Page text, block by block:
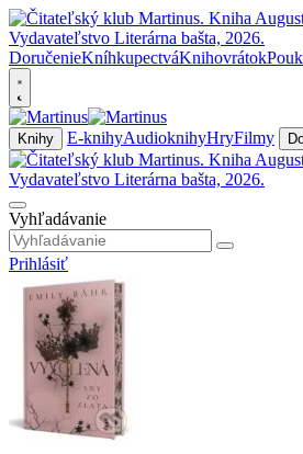
DoručenieKníhkupectváKnihovrátok
Knihy E-knihyAudioknihyHryFilmy
Vyhľadávanie
Prihlásiť